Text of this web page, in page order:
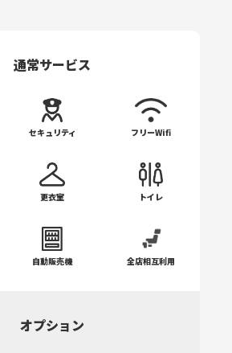
アダクター/アブダクター
シーテッドレッグカール
レッグエクステンション
通常サービス
セキュリティ フリーWifi
更衣室 トイレ
自動販売機 全店相互利用
オプション